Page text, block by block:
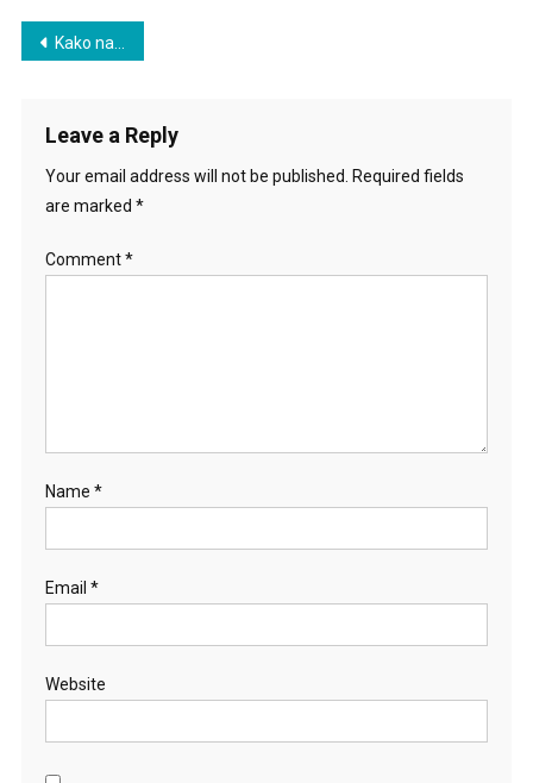
Post
Kako napisati roman – Rendi Ingermanson
Leave a Reply
Your email address will not be published.
Required fields
are marked *
Comment*
Name *
Email *
Website